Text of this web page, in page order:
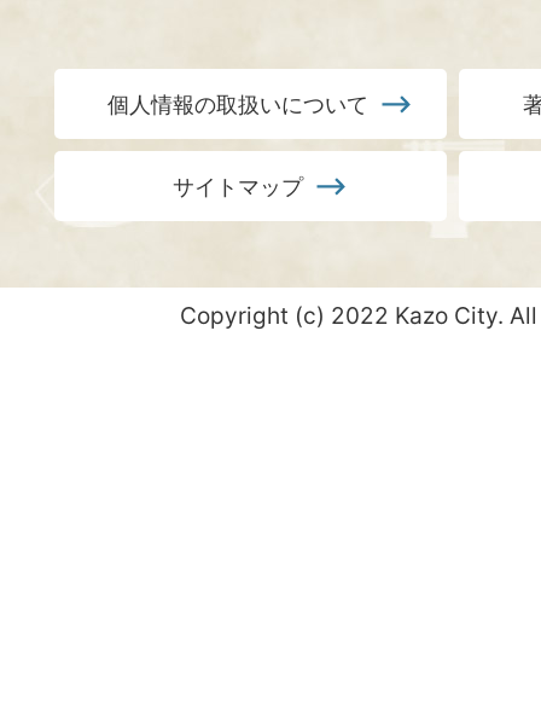
個人情報の取扱いについて
サイトマップ
Copyright (c) 2022 Kazo City.